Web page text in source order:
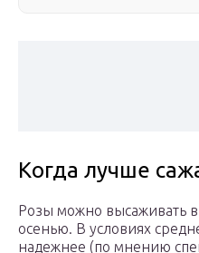
Когда лучше
Розы можно высаживать
осенью. В условиях
надежнее (по мнению